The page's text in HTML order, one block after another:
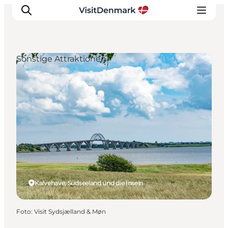
Inspiration
Regionen
Erlebnisse
Unterkünfte
Reiseplanung
Kalvehave, Südseeland und die Inseln
Sonstige Attraktionen
Foto: Visit Sydsjælland & Møn